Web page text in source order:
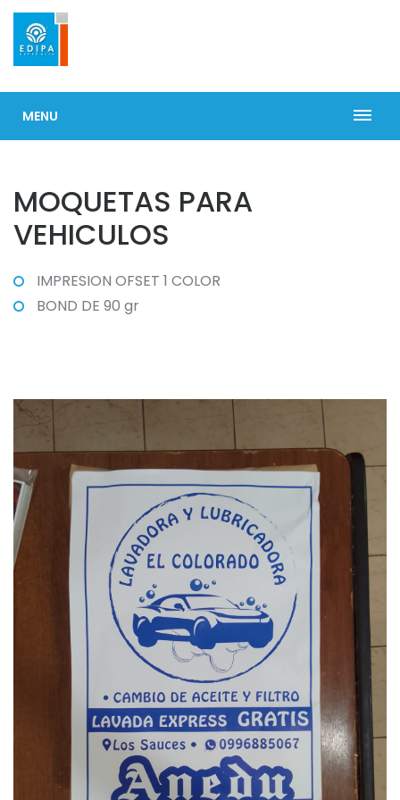
MENU
MOQUETAS PARA
VEHICULOS
IMPRESION OFSET 1 COLOR
BOND DE 90 gr